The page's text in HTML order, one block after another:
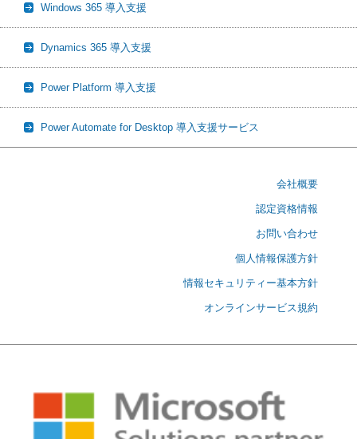
Windows 365 導入支援
Dynamics 365 導入支援
Power Platform 導入支援
Power Automate for Desktop 導入支援サービス
会社概要
認定資格情報
お問い合わせ
個人情報保護方針
情報セキュリティー基本方針
オンラインサービス規約